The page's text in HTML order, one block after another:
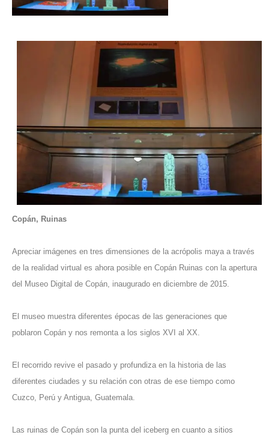
Copán, Ruinas
Apreciar imágenes en tres dimensiones de la acrópolis maya a través
de la realidad virtual es ahora posible en Copán Ruinas con la apertura
del Museo Digital de Copán, inaugurado en diciembre de 2015.
El museo muestra diferentes épocas de las generaciones que
poblaron Copán y nos remonta a los siglos XVI al XX.
El recorrido revive el pasado y profundiza en la historia de las
diferentes ciudades y su relación con otras de ese tiempo como
Cuzco, Perú y Antigua, Guatemala.
Las ruinas de Copán son la punta del iceberg en cuanto a sitios